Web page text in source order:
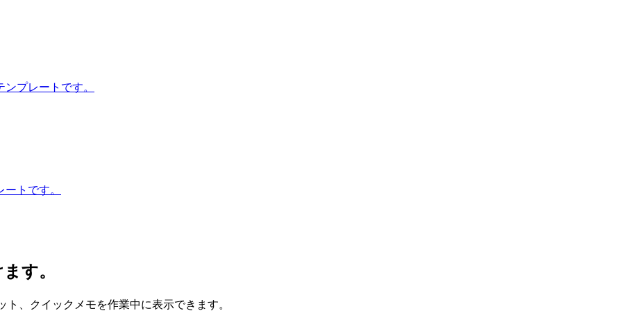
プレートです。
トです。
す。
、クイックメモを作業中に表示できます。